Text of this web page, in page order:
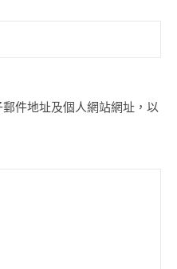
件地址及個人網站網址，以